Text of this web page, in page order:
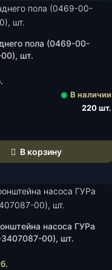
пола (0469-00-
шт.
◉ В наличии
220 шт.
В корзину
насоса ГУРа
00), шт.